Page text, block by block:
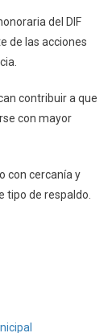
del DIF
de las acciones
contribuir a que
con mayor
con cercanía y
tipo de respaldo.